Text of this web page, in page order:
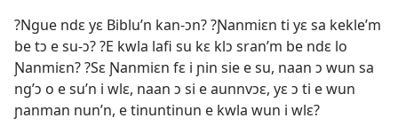
?Ngue ndɛ yɛ Biblu’n kan-ɔn? ?Ɲanmiɛn ti yɛ sa kekle’m
be tɔ e su-ɔ? ?E kwla lafi su kɛ klɔ sran’m be ndɛ lo
Ɲanmiɛn? ?Sɛ Ɲanmiɛn fɛ i ɲin sie e su, naan ɔ wun sa
ng’ɔ o e su’n i wlɛ, naan ɔ si e aunnvɔɛ, yɛ ɔ ti e wun
ɲanman nun’n, e tinuntinun e kwla wun i wlɛ?